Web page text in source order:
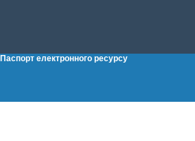
Паспорт електронного ресурсу